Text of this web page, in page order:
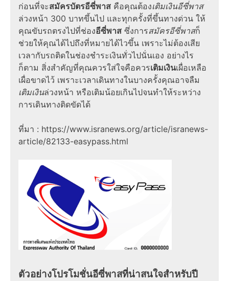
ก่อนที่จะสมัครบัตรอีซี่พาส คือคุณต้องเติมเงินอีซี่พาส
ล่วงหน้า 300 บาทขึ้นไป และทุกครั้งที่ขึ้นทางด่วน ให้
คุณขับรถตรงไปที่ช่องอีซี่พาส ซึ่งการสมัครอีซี่พาสก็
ช่วยให้คุณได้ไปถึงที่หมายได้ไวขึ้น เพราะไม่ต้องเสีย
เวลากับรถติดในช่องชำระเงินทั่วไปนั่นเอง อย่างไร
ก็ตาม สิ่งสำคัญที่คุณควรใส่ใจคือควรเติมเงินเผื่อเหลือ
เผื่อขาดไว้ เพราะเวลาเดินทางในบางครั้งคุณอาจลืม
เติมเงินล่วงหน้า หรือเติมน้อยเกินไปจนทำให้ระหว่าง
การเดินทางติดขัดได้
ที่มา : https://www.isranews.org/article/isranews-
article/82133-easypass.html
ตัวอย่างโปรโมชั่นอีซี่พาสที่น่าสนใจสำหรับปี